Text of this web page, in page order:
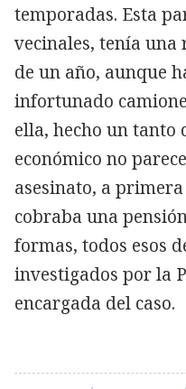
temporadas. Esta
vecinales, tenía una
de un año, aunque
infortunado
ella, hecho un tanto
económico no
asesinato, a
cobraba una
formas, todos esos
investigados por la
encargada del caso.